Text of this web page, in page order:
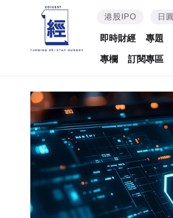
港股IPO 日圓
即時財經 專題
專欄 訂閱專區